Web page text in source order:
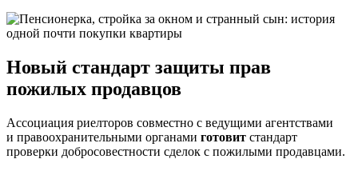
Новый стандарт защиты прав
пожилых продавцов
Ассоциация риелторов совместно с ведущими агентствами
и правоохранительными органами готовит стандарт
проверки добросовестности сделок с пожилыми продавцами.